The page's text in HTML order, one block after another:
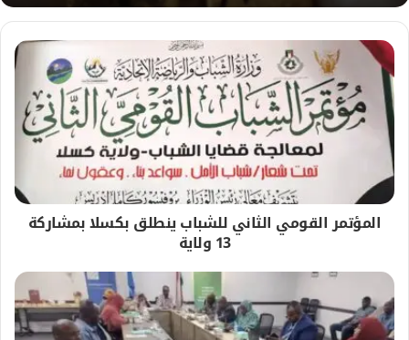
المؤتمر القومي الثاني للشباب ينطلق بكسلا بمشاركة
13 ولاية